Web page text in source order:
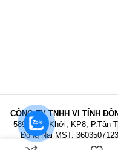
CÔNG TY TNHH VI TÍNH
589,Đồng Khởi, KP8, P.Tân
Đồng Nai MST:
hoạch và Đầu tư Tỉnh Đồng